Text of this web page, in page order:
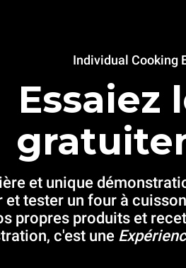
Individual Cooking
Essaiez
et unique
et tester un four à
propres produits et
c'est une